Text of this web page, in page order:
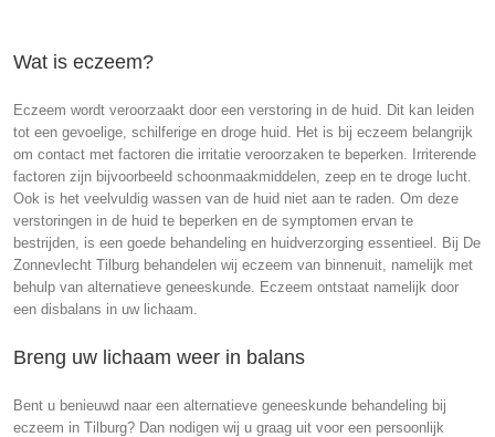
Wat is eczeem?
Eczeem wordt veroorzaakt door een verstoring in de huid. Dit kan leiden
tot een gevoelige, schilferige en droge huid. Het is bij eczeem belangrijk
om contact met factoren die irritatie veroorzaken te beperken. Irriterende
factoren zijn bijvoorbeeld schoonmaakmiddelen, zeep en te droge lucht.
Ook is het veelvuldig wassen van de huid niet aan te raden. Om deze
verstoringen in de huid te beperken en de symptomen ervan te
bestrijden, is een goede behandeling en huidverzorging essentieel. Bij De
Zonnevlecht Tilburg behandelen wij eczeem van binnenuit, namelijk met
behulp van alternatieve geneeskunde. Eczeem ontstaat namelijk door
een disbalans in uw lichaam.
Breng uw lichaam weer in balans
Bent u benieuwd naar een alternatieve geneeskunde behandeling bij
eczeem in Tilburg? Dan nodigen wij u graag uit voor een persoonlijk